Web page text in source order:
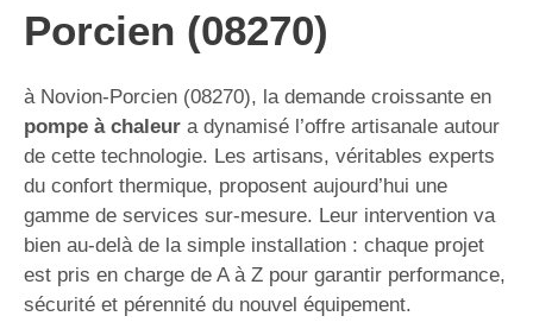
Porcien (08270)
à Novion-Porcien (08270), la demande croissante en
pompe à chaleur a dynamisé l’offre artisanale autour
de cette technologie. Les artisans, véritables experts
du confort thermique, proposent aujourd’hui une
gamme de services sur-mesure. Leur intervention va
bien au-delà de la simple installation : chaque projet
est pris en charge de A à Z pour garantir performance,
sécurité et pérennité du nouvel équipement.